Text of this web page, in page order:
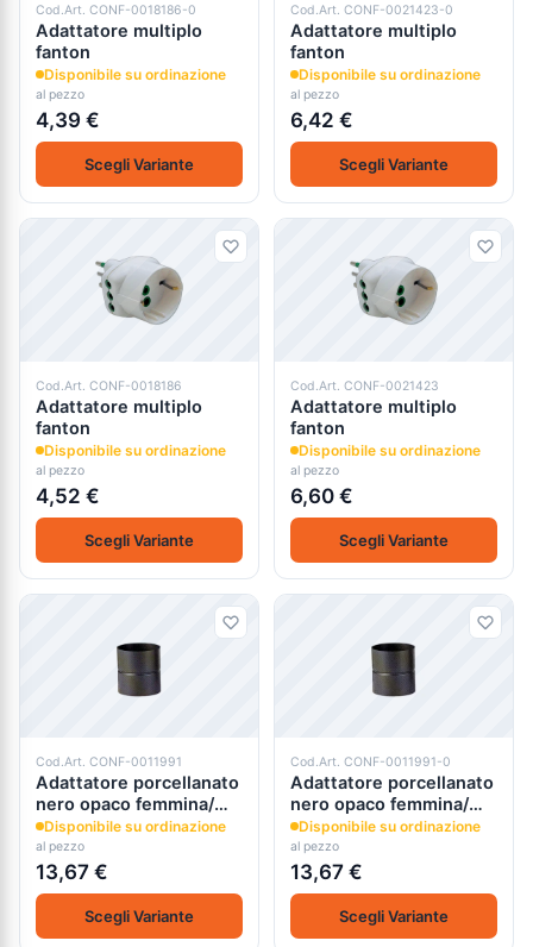
Cod.Art. CONF-0018186-0
Adattatore multiplo
fanton
Disponibile su ordinazione
al pezzo
4,39 €
Scegli Variante
Cod.Art. CONF-0021423-0
Adattatore multiplo
fanton
Disponibile su ordinazione
al pezzo
6,42 €
Scegli Variante
Cod.Art. CONF-0018186
Adattatore multiplo
fanton
Disponibile su ordinazione
al pezzo
4,52 €
Scegli Variante
Cod.Art. CONF-0021423
Adattatore multiplo
fanton
Disponibile su ordinazione
al pezzo
6,60 €
Scegli Variante
Cod.Art. CONF-0011991
Adattatore porcellanato
nero opaco femmina/
femmina aeternum ala
Disponibile su ordinazione
al pezzo
13,67 €
Scegli Variante
Cod.Art. CONF-0011991-0
Adattatore porcellanato
nero opaco femmina/
femmina aeternum ala
Disponibile su ordinazione
al pezzo
13,67 €
Scegli Variante